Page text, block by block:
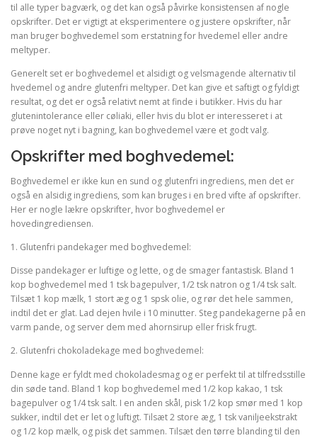
til alle typer bagværk, og det kan også påvirke konsistensen af nogle
opskrifter. Det er vigtigt at eksperimentere og justere opskrifter, når
man bruger boghvedemel som erstatning for hvedemel eller andre
meltyper.
Generelt set er boghvedemel et alsidigt og velsmagende alternativ til
hvedemel og andre glutenfri meltyper. Det kan give et saftigt og fyldigt
resultat, og det er også relativt nemt at finde i butikker. Hvis du har
glutenintolerance eller cøliaki, eller hvis du blot er interesseret i at
prøve noget nyt i bagning, kan boghvedemel være et godt valg.
Opskrifter med boghvedemel:
Boghvedemel er ikke kun en sund og glutenfri ingrediens, men det er
også en alsidig ingrediens, som kan bruges i en bred vifte af opskrifter.
Her er nogle lækre opskrifter, hvor boghvedemel er
hovedingrediensen.
1. Glutenfri pandekager med boghvedemel:
Disse pandekager er luftige og lette, og de smager fantastisk. Bland 1
kop boghvedemel med 1 tsk bagepulver, 1/2 tsk natron og 1/4 tsk salt.
Tilsæt 1 kop mælk, 1 stort æg og 1 spsk olie, og rør det hele sammen,
indtil det er glat. Lad dejen hvile i 10 minutter. Steg pandekagerne på en
varm pande, og server dem med ahornsirup eller frisk frugt.
2. Glutenfri chokoladekage med boghvedemel:
Denne kage er fyldt med chokoladesmag og er perfekt til at tilfredsstille
din søde tand. Bland 1 kop boghvedemel med 1/2 kop kakao, 1 tsk
bagepulver og 1/4 tsk salt. I en anden skål, pisk 1/2 kop smør med 1 kop
sukker, indtil det er let og luftigt. Tilsæt 2 store æg, 1 tsk vaniljeekstrakt
og 1/2 kop mælk, og pisk det sammen. Tilsæt den tørre blanding til den